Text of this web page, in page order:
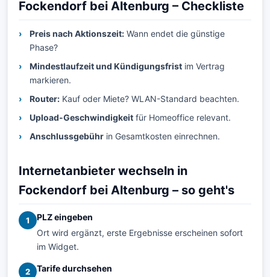
Fockendorf bei Altenburg – Checkliste
Preis nach Aktionszeit: Wann endet die günstige
Phase?
Mindestlaufzeit und Kündigungsfrist im Vertrag
markieren.
Router: Kauf oder Miete? WLAN-Standard beachten.
Upload-Geschwindigkeit für Homeoffice relevant.
Anschlussgebühr in Gesamtkosten einrechnen.
Internetanbieter wechseln in
Fockendorf bei Altenburg – so geht's
1
PLZ eingeben
Ort wird ergänzt, erste Ergebnisse erscheinen sofort
im Widget.
2
Tarife durchsehen